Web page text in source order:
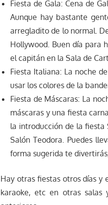
Fiesta de Gala: Cena de
Aunque hay bastante
arregladito de lo normal.
Hollywood. Buen día para
el capitán en la Sala de
Fiesta Italiana: La noche
usar los colores de la
Fiesta de Máscaras: La
máscaras y una fiesta
la introducción de la fiesta
Salón Teodora. Puedes
forma sugerida te
Hay otras fiestas otros días y
karaoke, etc en otras salas